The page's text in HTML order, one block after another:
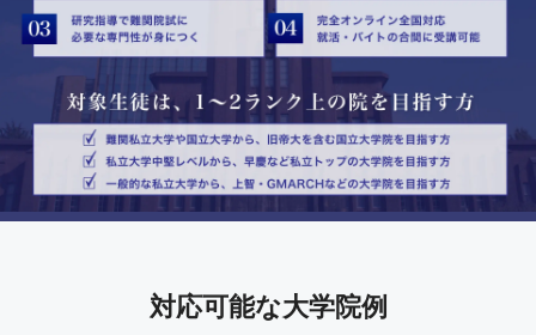
対応可能な大学院例